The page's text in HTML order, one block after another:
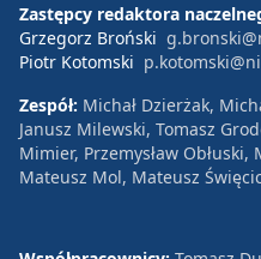
Zastępcy redaktora
Grzegorz Broński
Piotr Kotomski
Zespół: Michał Dzierżak,
Janusz Milewski, Tomasz
Mimier, Przemysław
Mateusz Mol, Mateusz